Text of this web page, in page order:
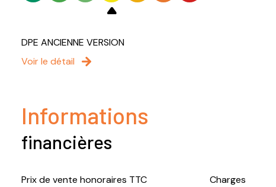
DPE ANCIENNE VERSION
Voir le détail
Informations
financières
Prix de vente honoraires TTC
Charges